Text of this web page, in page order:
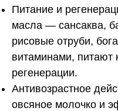
Питание и
масла — сансаква,
рисовые отруби,
витаминами, питают
регенерации.
Антивозрастное
овсяное молочко и